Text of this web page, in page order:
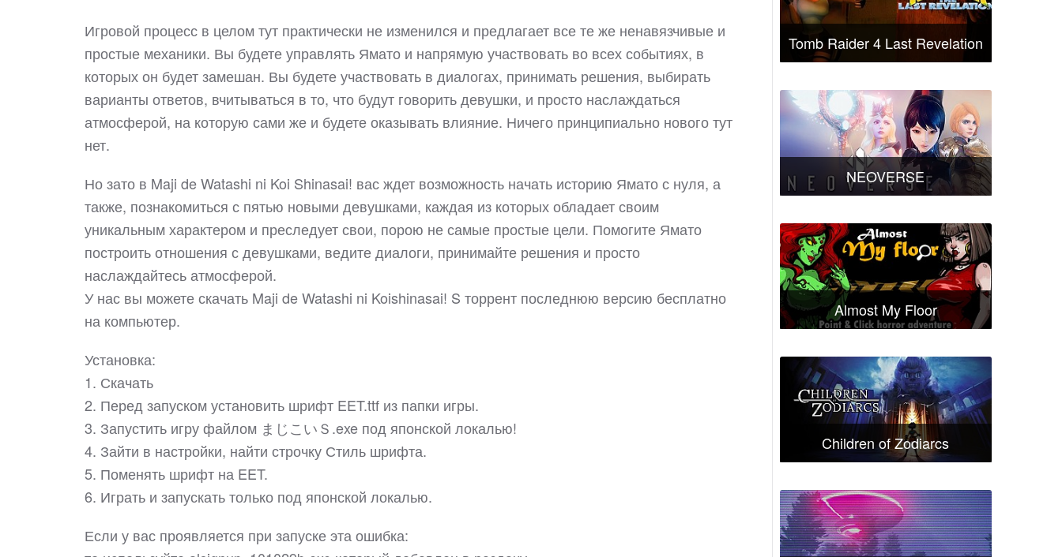
Игровой процесс в целом тут практически не изменился и предлагает все те же ненавязчивые и
простые механики. Вы будете управлять Ямато и напрямую участвовать во всех событиях, в
которых он будет замешан. Вы будете участвовать в диалогах, принимать решения, выбирать
варианты ответов, вчитываться в то, что будут говорить девушки, и просто наслаждаться
атмосферой, на которую сами же и будете оказывать влияние. Ничего принципиально нового тут
нет.
Но зато в Maji de Watashi ni Koi Shinasai! вас ждет возможность начать историю Ямато с нуля, а
также, познакомиться с пятью новыми девушками, каждая из которых обладает своим
уникальным характером и преследует свои, порою не самые простые цели. Помогите Ямато
построить отношения с девушками, ведите диалоги, принимайте решения и просто
наслаждайтесь атмосферой.
У нас вы можете скачать Maji de Watashi ni Koishinasai! S торрент последнюю версию бесплатно
на компьютер.
Установка:
1. Скачать
2. Перед запуском установить шрифт EET.ttf из папки игры.
3. Запустить игру файлом まじこいＳ.exe под японской локалью!
4. Зайти в настройки, найти строчку Стиль шрифта.
5. Поменять шрифт на EET.
6. Играть и запускать только под японской локалью.
Если у вас проявляется при запуске эта ошибка:
Tomb Raider 4 Last Revelation
NEOVERSE
Almost My Floor
Children of Zodiarcs